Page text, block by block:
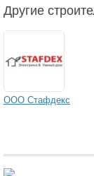
Другие
ООО Стафдекс